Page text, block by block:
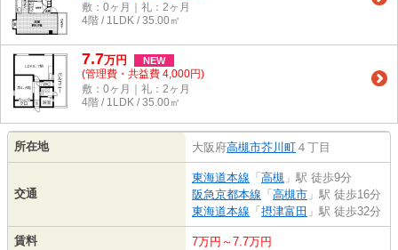
敷：0ヶ月｜礼：2ヶ月
4階 / 1LDK / 35.00㎡
7.7万円 NEW
(管理費・共益費 4,000円)
敷：0ヶ月｜礼：2ヶ月
4階 / 1LDK / 35.00㎡
所在地 大阪府高槻市芥川町 ４丁目
交通
東海道本線 「 高槻 」駅 徒歩9分
阪急京都本線 「 高槻市 」駅 徒歩16分
東海道本線 「 摂津富田 」駅 徒歩32分
賃料 7万円～7.7万円